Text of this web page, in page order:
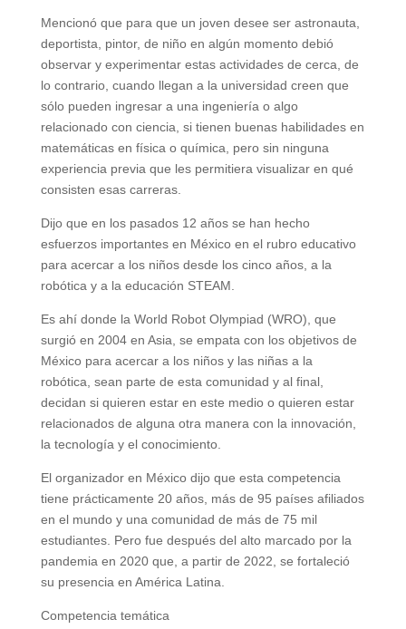
Mencionó que para que un joven desee ser astronauta,
deportista, pintor, de niño en algún momento debió
observar y experimentar estas actividades de cerca, de
lo contrario, cuando llegan a la universidad creen que
sólo pueden ingresar a una ingeniería o algo
relacionado con ciencia, si tienen buenas habilidades en
matemáticas en física o química, pero sin ninguna
experiencia previa que les permitiera visualizar en qué
consisten esas carreras.
Dijo que en los pasados 12 años se han hecho
esfuerzos importantes en México en el rubro educativo
para acercar a los niños desde los cinco años, a la
robótica y a la educación STEAM.
Es ahí donde la World Robot Olympiad (WRO), que
surgió en 2004 en Asia, se empata con los objetivos de
México para acercar a los niños y las niñas a la
robótica, sean parte de esta comunidad y al final,
decidan si quieren estar en este medio o quieren estar
relacionados de alguna otra manera con la innovación,
la tecnología y el conocimiento.
El organizador en México dijo que esta competencia
tiene prácticamente 20 años, más de 95 países afiliados
en el mundo y una comunidad de más de 75 mil
estudiantes. Pero fue después del alto marcado por la
pandemia en 2020 que, a partir de 2022, se fortaleció
su presencia en América Latina.
Competencia temática